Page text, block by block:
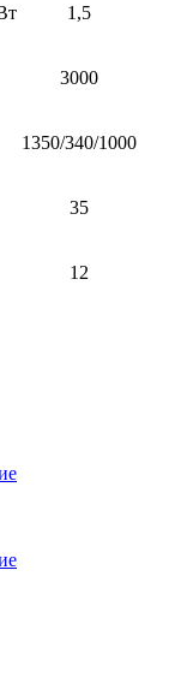
1,5
3000
1350/340/1000
35
12